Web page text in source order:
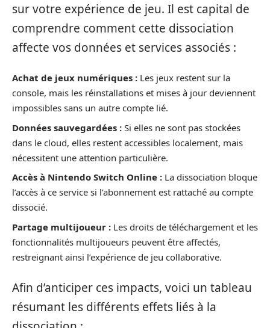
sur votre expérience de jeu. Il est capital de
comprendre comment cette dissociation
affecte vos données et services associés :
Achat de jeux numériques : Les jeux restent sur la
console, mais les réinstallations et mises à jour deviennent
impossibles sans un autre compte lié.
Données sauvegardées : Si elles ne sont pas stockées
dans le cloud, elles restent accessibles localement, mais
nécessitent une attention particulière.
Accès à Nintendo Switch Online : La dissociation bloque
l’accès à ce service si l’abonnement est rattaché au compte
dissocié.
Partage multijoueur : Les droits de téléchargement et les
fonctionnalités multijoueurs peuvent être affectés,
restreignant ainsi l’expérience de jeu collaborative.
Afin d’anticiper ces impacts, voici un tableau
résumant les différents effets liés à la